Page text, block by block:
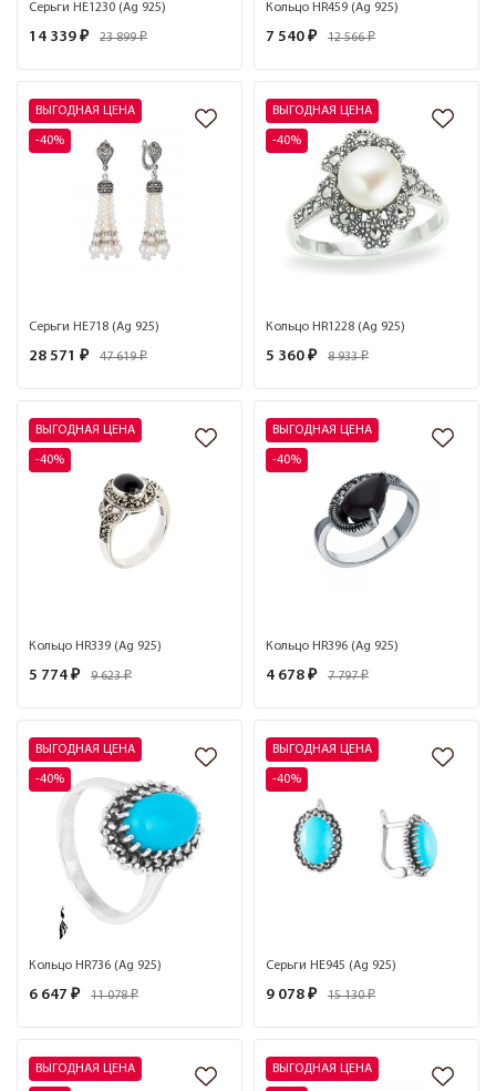
Серьги HE1230 (Ag 925)
14 339 ₽ 23 899 ₽
Кольцо HR459 (Ag 925)
7 540 ₽ 12 566 ₽
ВЫГОДНАЯ ЦЕНА
-40%
Серьги HE718 (Ag 925)
28 571 ₽ 47 619 ₽
ВЫГОДНАЯ ЦЕНА
-40%
Кольцо HR1228 (Ag 925)
5 360 ₽ 8 933 ₽
ВЫГОДНАЯ ЦЕНА
-40%
Кольцо HR339 (Ag 925)
5 774 ₽ 9 623 ₽
ВЫГОДНАЯ ЦЕНА
-40%
Кольцо HR396 (Ag 925)
4 678 ₽ 7 797 ₽
ВЫГОДНАЯ ЦЕНА
-40%
Кольцо HR736 (Ag 925)
6 647 ₽ 11 078 ₽
ВЫГОДНАЯ ЦЕНА
-40%
Серьги HE945 (Ag 925)
9 078 ₽ 15 130 ₽
ВЫГОДНАЯ ЦЕНА ВЫГОДНАЯ ЦЕНА